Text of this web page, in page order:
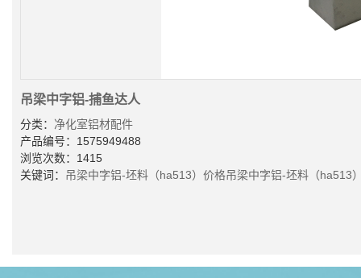
吊梁中字铝-捕鱼达人
分类： 净化室铝材配件
产品编号：1575949488
浏览次数：1415
关键词： 吊梁中字铝-坯料（ha513）价格吊梁中字铝-坯料（ha513